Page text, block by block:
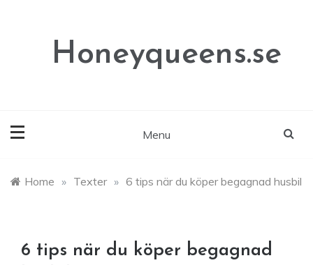
Honeyqueens.se
Menu
Home » Texter » 6 tips när du köper begagnad husbil
6 tips när du köper begagnad